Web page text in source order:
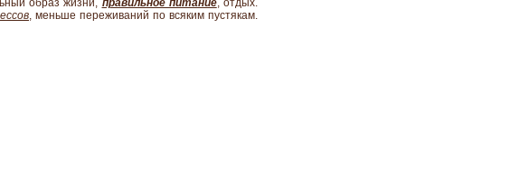
образ жизни, правильное питание, отдых.
, меньше переживаний по всяким пустякам.